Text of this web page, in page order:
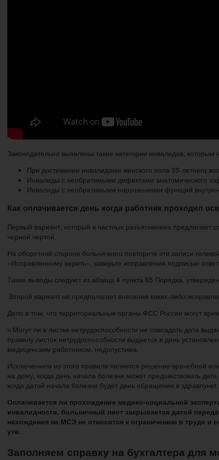
Законодательно выявлены такие категории инвалидов, которым
При достижении инвалидами женского пола 55-летнего
Инвалиды с необратимыми дефектами анатомического
Инвалиды с необратимыми нарушениями функций
Как оплачивается день когда работник проходил
Первый вариант, который в частных разъяснениях
черной чертой.
На оборотной стороне больничного повторите эти записи
«Исправленному верить», заверьте исправления подписью
Такие выводы следуют из абзаца 4 пункта 65 Порядка,
Второй вариант не предполагает внесения каких-либо
Дело в том, что территориальные органы ФСС России могут
ч.Могут ли в листке нетрудоспособности не совпадать дата
правилу листок нетрудоспособности выдается в день
медицинским работником, недопустима.
Исключением из этого правила является решение врачебной
на дому, когда день начала болезни может предшествовать
когда датой начала болезни будет день обращения в здравпункт.
Оплачивается ли прохождение медико-социальной
инвалидности, больничный лист закрывается датой
нахождения на МСЭ не относится к ограничению в труде
утв.
Заполняем справку на бухгалтера для